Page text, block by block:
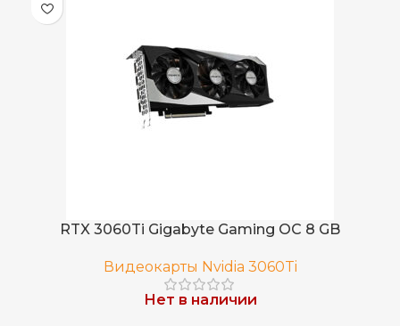
RTX 3060Ti Gigabyte Gaming OC 8 GB
Видеокарты Nvidia 3060Ti
Нет в наличии